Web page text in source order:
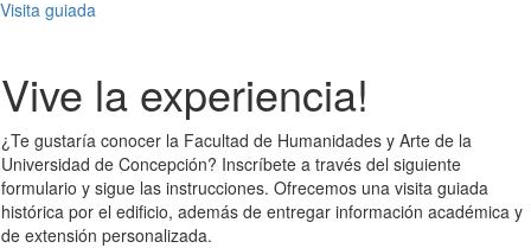
Visita guiada
Vive la experiencia!
¿Te gustaría conocer la Facultad de Humanidades y Arte de la
Universidad de Concepción? Inscríbete a través del siguiente
formulario y sigue las instrucciones. Ofrecemos una visita guiada
histórica por el edificio, además de entregar información académica y
de extensión personalizada.